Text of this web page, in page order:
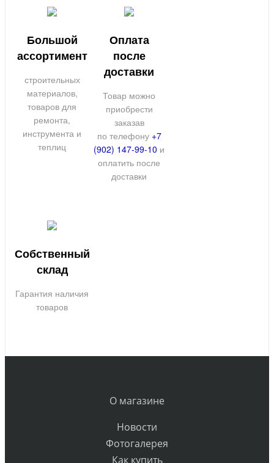
Большой
ассортимент
строительных
материалов,
товаров для
ремонта,
инструмента и
теплиц
Оплата
после
доставки
Товар можно
приобрести
заказав
по телефону +7
(902) 147-99-10 и
оплатить после
доставки
Собственный
склад
Гарантия наличия
товаров
О магазине
Новости
Фотогалерея
Как купить